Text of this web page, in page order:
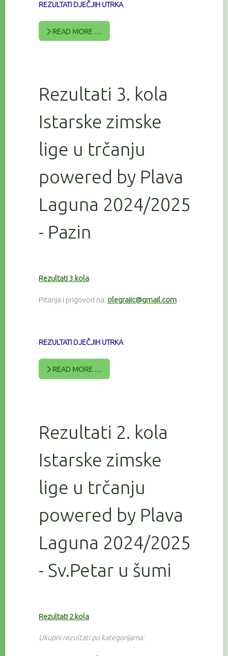
REZULTATI DJEČJIH UTRKA
READ MORE …
Rezultati 3. kola
Istarske zimske
lige u trčanju
powered by Plava
Laguna 2024/2025
- Pazin
Rezultati 3.kola
Pitanja i prigovori na: olegrajic@gmail.com
REZULTATI DJEČJIH UTRKA
READ MORE …
Rezultati 2. kola
Istarske zimske
lige u trčanju
powered by Plava
Laguna 2024/2025
- Sv.Petar u šumi
Rezultati 2.kola
Ukupni rezultati po kategorijama: